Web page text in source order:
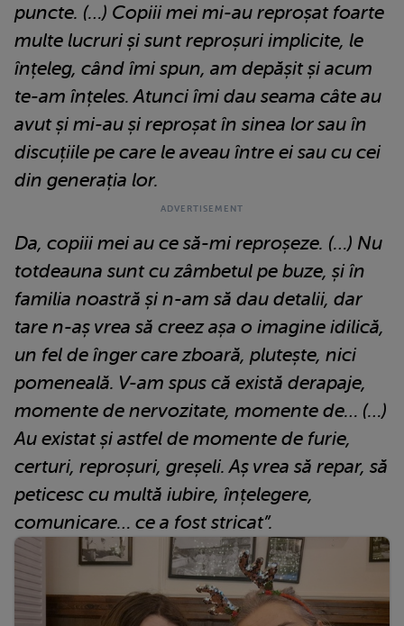
puncte. (…) Copiii mei mi-au reproșat foarte
multe lucruri și sunt reproșuri implicite, le
înțeleg, când îmi spun, am depășit și acum
te-am înțeles. Atunci îmi dau seama câte au
avut și mi-au și reproșat în sinea lor sau în
discuțiile pe care le aveau între ei sau cu cei
din generația lor.
Da, copiii mei au ce să-mi reproșeze. (…) Nu
totdeauna sunt cu zâmbetul pe buze, și în
familia noastră și n-am să dau detalii, dar
tare n-aș vrea să creez așa o imagine idilică,
un fel de înger care zboară, plutește, nici
pomeneală. V-am spus că există derapaje,
momente de nervozitate, momente de… (…)
Au existat și astfel de momente de furie,
certuri, reproșuri, greșeli. Aș vrea să repar, să
peticesc cu multă iubire, înțelegere,
comunicare… ce a fost stricat”.